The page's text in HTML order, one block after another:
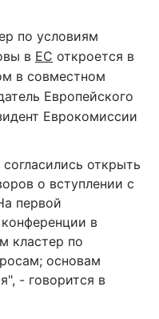
по условиям
в ЕС откроется в
в совместном
Европейского
Еврокомиссии
открыть
о вступлении с
первой
в
кластер по
основам
- говорится в